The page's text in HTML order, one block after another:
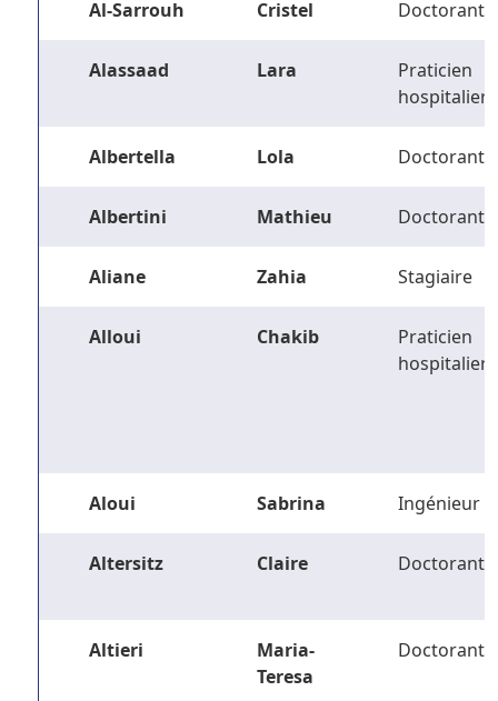
Al-Sarrouh Cristel Doctorant
Alassaad Lara
Praticien
hospitalier
Albertella Lola Doctorant
Albertini Mathieu Doctorant
Aliane Zahia Stagiaire
Alloui Chakib
Praticien
hospitalier
Aloui Sabrina Ingénieur
Altersitz Claire Doctorant
Altieri
Maria-
Teresa
Doctorant